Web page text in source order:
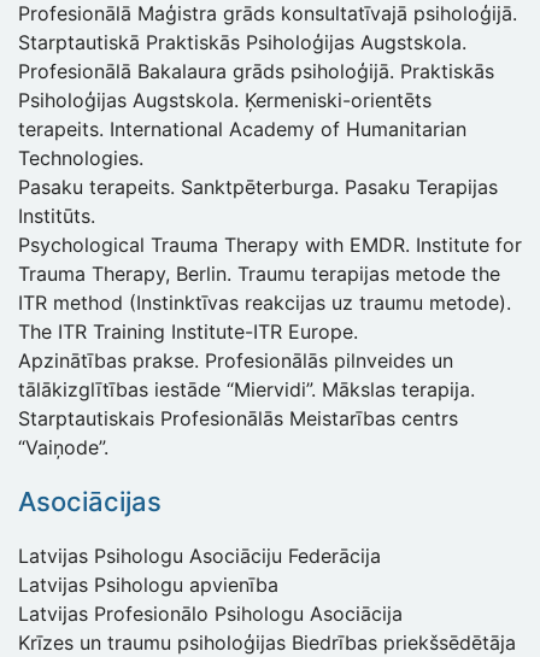
Profesionālā Maģistra grāds konsultatīvajā psiholoģijā.
Starptautiskā Praktiskās Psiholoģijas Augstskola.
Profesionālā Bakalaura grāds psiholoģijā. Praktiskās
Psiholoģijas Augstskola. Ķermeniski-orientēts
terapeits. International Academy of Humanitarian
Technologies.
Pasaku terapeits. Sanktpēterburga. Pasaku Terapijas
Institūts.
Psychological Trauma Therapy with EMDR. Institute for
Trauma Therapy, Berlin. Traumu terapijas metode the
ITR method (Instinktīvas reakcijas uz traumu metode).
The ITR Training Institute-ITR Europe.
Apzinātības prakse. Profesionālās pilnveides un
tālākizglītības iestāde “Miervidi”. Mākslas terapija.
Starptautiskais Profesionālās Meistarības centrs
“Vaiņode”.
Asociācijas
Latvijas Psihologu Asociāciju Federācija
Latvijas Psihologu apvienība
Latvijas Profesionālo Psihologu Asociācija
Krīzes un traumu psiholoģijas Biedrības priekšsēdētāja